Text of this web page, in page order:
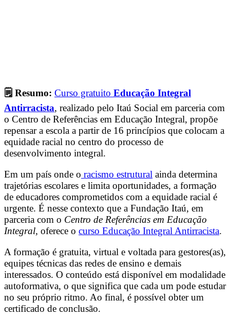
🗒 Resumo: Curso gratuito Educação Integral
Antirracista, realizado pelo Itaú Social em parceria com
o Centro de Referências em Educação Integral, propõe
repensar a escola a partir de 16 princípios que colocam a
equidade racial no centro do processo de
desenvolvimento integral.
Em um país onde o racismo estrutural ainda determina
trajetórias escolares e limita oportunidades, a formação
de educadores comprometidos com a equidade racial é
urgente. É nesse contexto que a Fundação Itaú, em
parceria com o Centro de Referências em Educação
Integral, oferece o curso Educação Integral Antirracista.
A formação é gratuita, virtual e voltada para gestores(as),
equipes técnicas das redes de ensino e demais
interessados. O conteúdo está disponível em modalidade
autoformativa, o que significa que cada um pode estudar
no seu próprio ritmo. Ao final, é possível obter um
certificado de conclusão.